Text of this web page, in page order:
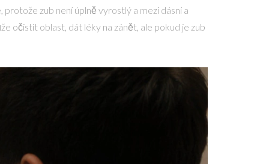
protože zub není úplně vyrostlý a mezi dásní a
očistit oblast, dát léky na zánět, ale pokud je zub